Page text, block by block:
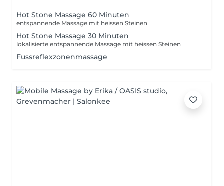
Hot Stone Massage 60 Minuten
entspannende Massage mit heissen Steinen
Hot Stone Massage 30 Minuten
lokalisierte entspannende Massage mit heissen Steinen
Fussreflexzonenmassage